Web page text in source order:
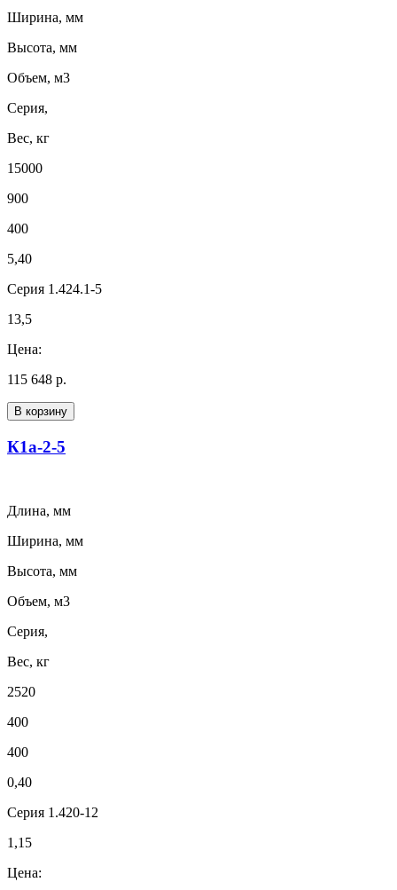
Ширина, мм
Высота, мм
Объем, м3
Серия,
Вес, кг
15000
900
400
5,40
Серия 1.424.1-5
13,5
Цена:
115 648 р.
В корзину
К1а-2-5
Длина, мм
Ширина, мм
Высота, мм
Объем, м3
Серия,
Вес, кг
2520
400
400
0,40
Серия 1.420-12
1,15
Цена: